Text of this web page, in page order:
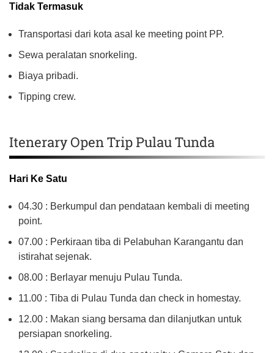
Tidak Termasuk
Transportasi dari kota asal ke meeting point PP.
Sewa peralatan snorkeling.
Biaya pribadi.
Tipping crew.
Itenerary Open Trip Pulau Tunda
Hari Ke Satu
04.30 : Berkumpul dan pendataan kembali di meeting
point.
07.00 : Perkiraan tiba di Pelabuhan Karangantu dan
istirahat sejenak.
08.00 : Berlayar menuju Pulau Tunda.
11.00 : Tiba di Pulau Tunda dan check in homestay.
12.00 : Makan siang bersama dan dilanjutkan untuk
persiapan snorkeling.